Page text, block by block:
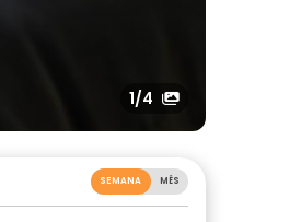
1/4
SEMANA MÊS